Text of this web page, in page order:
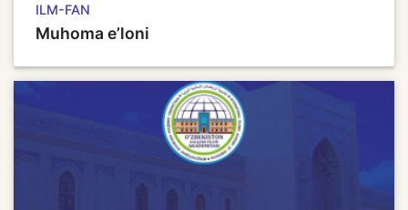
ILM-FAN
Muhoma e’loni